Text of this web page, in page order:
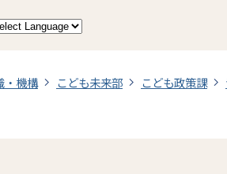
・機構 こども未来部 こども政策課